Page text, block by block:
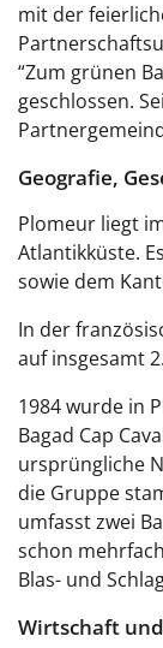
mit der
“Zum grünen
geschlossen.
Geografie,
Plomeur liegt
Atlantikküste.
sowie dem
In der
auf insgesamt
1984 wurde in
Bagad Cap
ursprüngliche
die Gruppe
umfasst zwei
schon
Blas- und
Wirtschaft